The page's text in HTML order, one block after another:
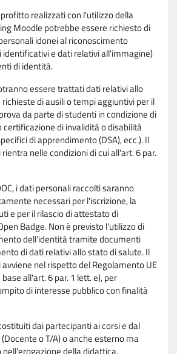
realizzati con l'utilizzo della
Moodle potrebbe essere richiesto di
idonei al riconoscimento
e dati relativi all'immagine)
di identità.
essere trattati dati relativi allo
di ausili o tempi aggiuntivi per il
da parte di studenti in condizione di
di invalidità o disabilità
di apprendimento (DSA), ecc.). Il
nelle condizioni di cui all'art. 6 par.
i dati personali raccolti saranno
necessari per l'iscrizione, la
e per il rilascio di attestato di
Badge. Non è previsto l'utilizzo di
dell'identità tramite documenti
di dati relativi allo stato di salute. Il
nel rispetto del Regolamento UE
all'art. 6 par. 1 lett. e), per
di interesse pubblico con finalità
dai partecipanti ai corsi e dal
o T/A) o anche esterno ma
della didattica.